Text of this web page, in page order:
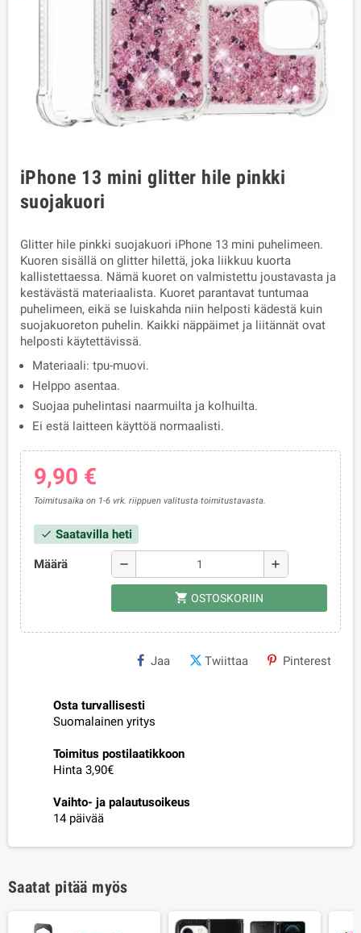
iPhone 13 mini glitter hile pinkki
suojakuori
Glitter hile pinkki suojakuori iPhone 13 mini puhelimeen.
Kuoren sisällä on glitter hilettä, joka liikkuu kuorta
kallistettaessa. Nämä kuoret on valmistettu joustavasta ja
kestävästä materiaalista. Kuoret parantavat tuntumaa
puhelimeen, eikä se luiskahda niin helposti kädestä kuin
suojakuoreton puhelin. Kaikki näppäimet ja liitännät ovat
helposti käytettävissä.
Materiaali: tpu-muovi.
Helppo asentaa.
Suojaa puhelintasi naarmuilta ja kolhuilta.
Ei estä laitteen käyttöä normaalisti.
9,90 €
Toimitusaika on 1-6 vrk. riippuen valitusta toimitustavasta.
check Saatavilla heti
Määrä remove add
shopping_cart OSTOSKORIIN
Jaa Twiittaa Pinterest
Osta turvallisesti
Suomalainen yritys
Toimitus postilaatikkoon
Hinta 3,90€
Vaihto- ja palautusoikeus
14 päivää
Saatat pitää myös